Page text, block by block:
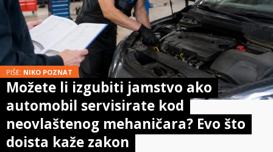
PIŠE: NIKO POZNAT
Možete li izgubiti jamstvo ako
automobil servisirate kod
neovlaštenog mehaničara? Evo što
doista kaže zakon